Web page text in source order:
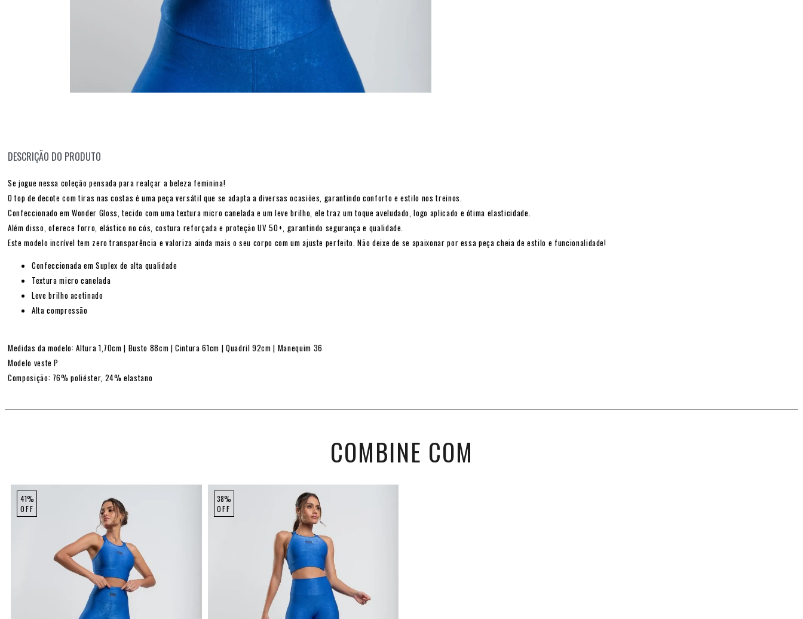
DESCRIÇÃO DO PRODUTO
Se jogue nessa coleção pensada para realçar a beleza feminina!
O top de decote com tiras nas costas é uma peça versátil que se adapta a diversas ocasiões, garantindo conforto e estilo nos treinos.
Confeccionado em Wonder Gloss, tecido com uma textura micro canelada e um leve brilho, ele traz um toque aveludado, logo aplicado e ótima elasticidade.
Além disso, oferece forro, elástico no cós, costura reforçada e proteção UV 50+, garantindo segurança e qualidade.
Este modelo incrível tem zero transparência e valoriza ainda mais o seu corpo com um ajuste perfeito. Não deixe de se apaixonar por essa peça cheia de estilo e funcionalidade!
Confeccionada em Suplex de alta qualidade
Textura micro canelada
Leve brilho acetinado
Alta compressão
Medidas da modelo: Altura 1,70cm | Busto 88cm | Cintura 61cm | Quadril 92cm | Manequim 36
Modelo veste P
Composição: 76% poliéster, 24% elastano
COMBINE COM
41%
OFF
38%
OFF